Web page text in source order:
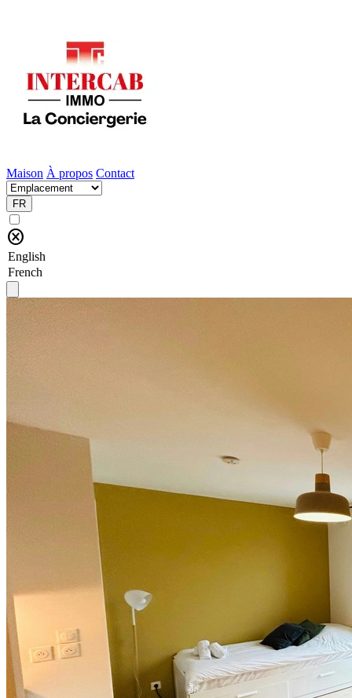
Maison À propos Contact
FR
cancel